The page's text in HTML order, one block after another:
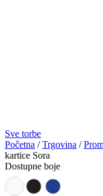
Sve torbe
Početna /Trgovina /
kartice Sora
Dostupne boje